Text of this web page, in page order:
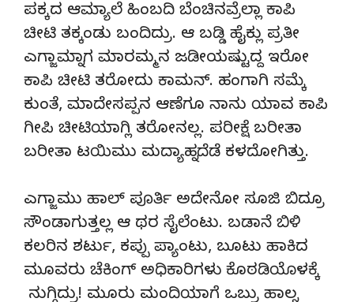
ಪಕ್ಕದ ಆಮ್ಯಾಲೆ ಹಿಂಬದಿ ಬೆಂಚಿನವ್ರೆಲ್ಲಾ ಕಾಪಿ
ಚೀಟಿ ತಕ್ಕಂಡು ಬಂದಿದ್ರು. ಆ ಬಡ್ಡಿ ಹೈಕ್ಲು ಪ್ರತೀ
ಎಗ್ಜಾಮ್ನಾಗ ಮಾರಮ್ಮನ ಜಡೀಯಷ್ಟುದ್ದ ಇರೋ
ಕಾಪಿ ಚೀಟಿ ತರೋದು ಕಾಮನ್. ಹಂಗಾಗಿ ಸಮ್ಕೆ
ಕುಂತೆ, ಮಾದೇಸಪ್ಪನ ಆಣೆಗೂ ನಾನು ಯಾವ ಕಾಪಿ
ಗೀಪಿ ಚೀಟಿಯಾಗ್ಲಿ ತರೋನಲ್ಲ. ಪರೀಕ್ಷೆ ಬರೀತಾ
ಬರೀತಾ ಟಯಿಮು ಮದ್ಯಾಹ್ನದೆಡೆ ಕಳದೋಗಿತ್ತು.
ಎಗ್ಜಾಮು ಹಾಲ್ ಪೂರ್ತಿ ಅದೇನೋ ಸೂಜಿ ಬಿದ್ರೂ
ಸೌಂಡಾಗುತ್ತಲ್ಲ ಆ ಥರ ಸೈಲೆಂಟು. ಬಡಾನೆ ಬಿಳಿ
ಕಲರಿನ ಶರ್ಟು, ಕಪ್ಪು ಪ್ಯಾಂಟು, ಬೂಟು ಹಾಕಿದ
ಮೂವರು ಚೆಕಿಂಗ್ ಅಧಿಕಾರಿಗಳು ಕೊಠಡಿಯೊಳಕ್ಕೆ
ನುಗ್ಗಿದ್ರು! ಮೂರು ಮಂದಿಯಾಗೆ ಒಬ್ರು ಹಾಲ್ನ